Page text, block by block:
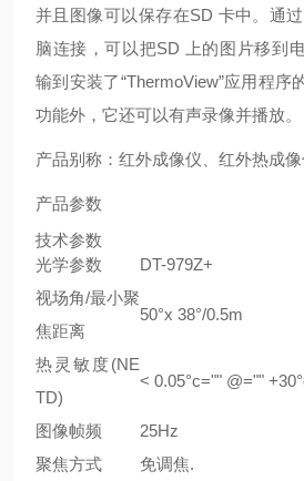
并且图像可以保存在SD 卡中。通
脑连接，可以把SD 上的图片移到
输到安装了“ThermoView”应用程序
功能外，它还可以有声录像并播放。
产品别称：红外成像仪、红外热成
产品参数
技术参数
光学参数
DT-979Z+
视场角/最小聚
焦距离
50°x 38°/0.5m
热灵敏度(NE
TD)
< 0.05°c="" @=""
图像帧频
25Hz
聚焦方式
免调焦.